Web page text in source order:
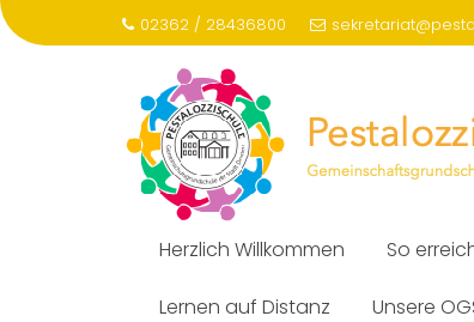
Skip
02362 / 28436800
Herzlich Willkommen So
Lernen auf Distanz Unsere